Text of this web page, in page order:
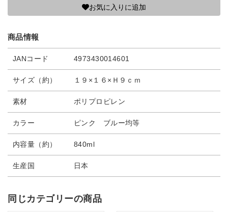
お気に入りに追加
商品情報
JANコード 4973430014601
サイズ（約） １９×１６×Ｈ９ｃｍ
素材 ポリプロピレン
カラー ピンク ブルー均等
内容量（約） 840ml
生産国 日本
同じカテゴリーの商品